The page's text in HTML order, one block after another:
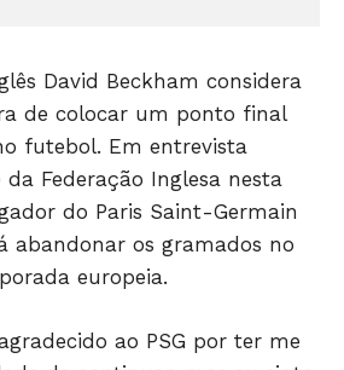
David Beckham considera
de colocar um ponto final
futebol. Em entrevista
Federação Inglesa nesta
do Paris Saint-Germain
abandonar os gramados no
europeia.
ao PSG por ter me